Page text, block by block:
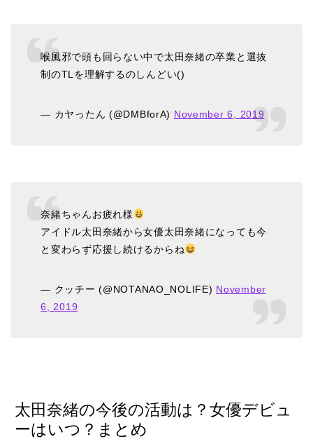
喉風邪で頭も回らない中で太田奈緒の卒業と選抜
制のTLを理解するのしんどい()
— カヤったん (@DMBforA) November 6, 2019
奈緒ちゃんお疲れ様
アイドル太田奈緒から女優太田奈緒になっても今
と変わらず応援し続けるからね
— クッチー (@NOTANAO_NOLIFE) November
6, 2019
太田奈緒の今後の活動は？女優デビュ
ーはいつ？まとめ